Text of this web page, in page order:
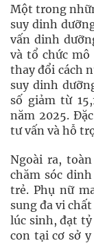
Một trong
suy dinh
vấn dinh
và tổ chức
thay đổi cách
suy dinh
số giảm từ
năm 2025.
tư vấn và hỗ
Ngoài ra,
chăm sóc
trẻ. Phụ nữ
sung đa vi
lúc sinh, đạt
con tại cơ sở